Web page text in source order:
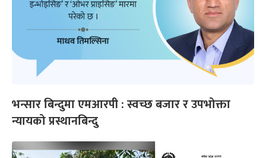
भन्सार बिन्दुमा एमआरपी : स्वच्छ बजार र उपभोक्ता
न्यायको प्रस्थानबिन्दु